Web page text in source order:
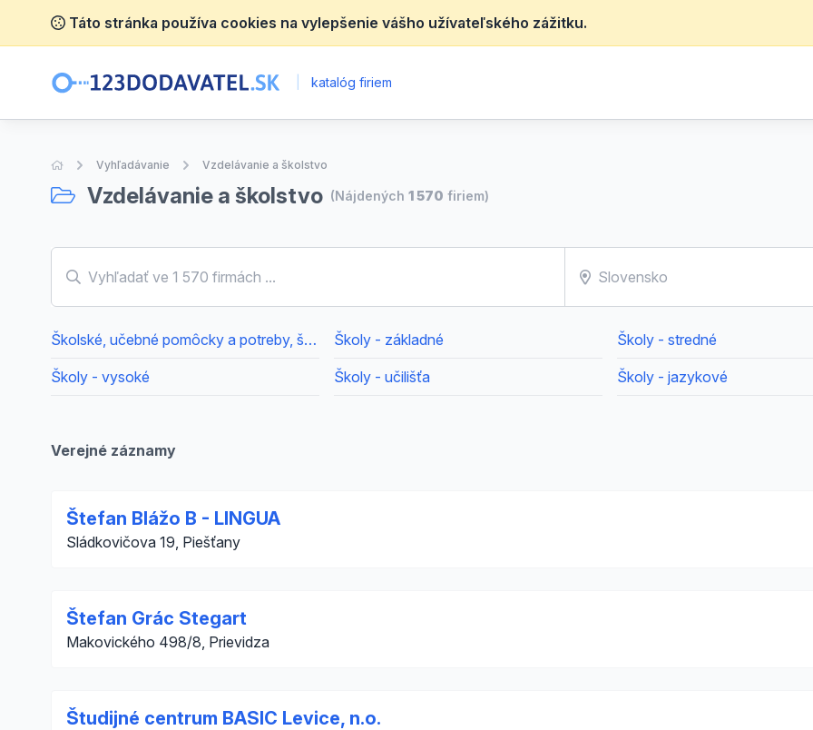
Táto stránka používa cookies na vylepšenie vášho užívateľského zážitku.
katalóg firiem
Úvodná stránka
Vyhľadávanie Vzdelávanie a školstvo
Vzdelávanie a školstvo (Nájdených 1 570 firiem)
Školské, učebné pomôcky a potreby, školy Školy - základné Školy - stredné
Školy - vysoké Školy - učilišťa Školy - jazykové
Verejné záznamy
Štefan Blážo B - LINGUA
Sládkovičova 19, Piešťany
Štefan Grác Stegart
Makovického 498/8, Prievidza
Študijné centrum BASIC Levice, n.o.